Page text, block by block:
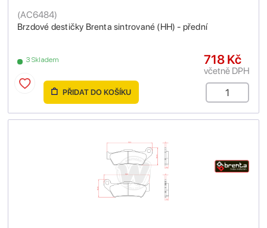
Brzdové destičky Brenta sintrované (HH) - přední
(AC6484)
3 Skladem 718 Kč
včetně DPH
PŘIDAT DO KOŠÍKU